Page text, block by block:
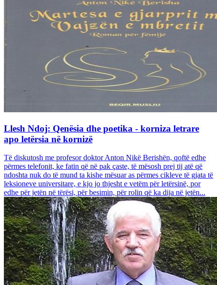
Llesh Ndoj: Qenësia dhe poetika - korniza letrare
apo letërsia në kornizë
Të diskutosh me profesor doktor Anton Nikë Berishën, qoftë edhe
përmes telefonit, ke fatin që në pak çaste, të mësosh prej tij atë që
ndoshta nuk do të mund ta kishe mësuar as përmes cikleve të gjata të
leksioneve universitare, e kjo jo thjesht e vetëm për letërsinë, por
edhe për jetën në tërësi, për besimin, për rolin që ka dija në jetën...